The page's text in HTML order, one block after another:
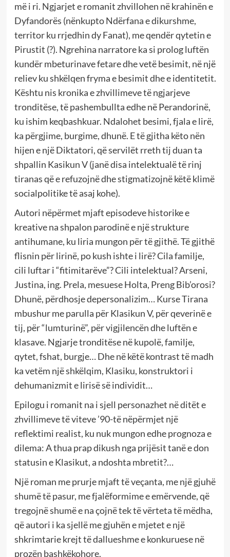
më i ri. Ngjarjet e romanit zhvillohen në krahinën e
Dyfandorës (nënkupto Ndërfana e dikurshme,
territor ku rrjedhin dy Fanat), me qendër qytetin e
Pirustit (?). Ngrehina narratore ka si prolog luftën
kundër mbeturinave fetare dhe vetë besimit, në një
reliev ku shkëlqen fryma e besimit dhe e identitetit.
Kështu nis kronika e zhvillimeve të ngjarjeve
tronditëse, të pashembullta edhe në Perandorinë,
ku ishim keqbashkuar. Ndalohet besimi, fjala e lirë,
ka përgjime, burgime, dhunë. E të gjitha këto nën
hijen e një Diktatori, që servilët rreth tij duan ta
shpallin Kasikun V (janë disa intelektualë të rinj
tiranas që e refuzojnë dhe stigmatizojnë këtë klimë
socialpolitike të asaj kohe).
Autori nëpërmet mjaft episodeve historike e
kreative na shpalon parodinë e një strukture
antihumane, ku liria mungon për të gjithë. Të gjithë
flisnin për lirinë, po kush ishte i lirë? Cila familje,
cili luftar i “fitimitarëve”? Cili intelektual? Arseni,
Justina, ing. Prela, mesuese Holta, Preng Bib’orosi?
Dhunë, përdhosje depersonalizim… Kurse Tirana
mbushur me parulla për Klasikun V, për qeverinë e
tij, për “lumturinë”, për vigjilencën dhe luftën e
klasave. Ngjarje tronditëse në kupolë, familje,
qytet, fshat, burgje… Dhe në këtë kontrast të madh
ka vetëm një shkëlqim, Klasiku, konstruktori i
dehumanizmit e lirisë së individit…
Epilogu i romanit na i sjell personazhet në ditët e
zhvillimeve të viteve ’90-të nëpërmjet një
reflektimi realist, ku nuk mungon edhe prognoza e
dilema: A thua prap dikush nga prijësit tanë e don
statusin e Klasikut, a ndoshta mbretit?…
Një roman me prurje mjaft të veçanta, me një gjuhë
shumë të pasur, me fjalëformime e emërvende, që
tregojnë shumë e na çojnë tek të vërteta të mëdha,
që autori i ka sjellë me gjuhën e mjetet e një
shkrimtarie krejt të dallueshme e konkuruese në
prozën bashkëkohore.